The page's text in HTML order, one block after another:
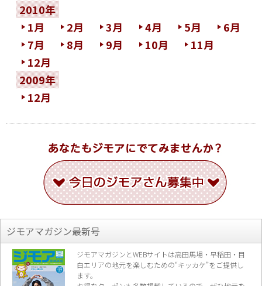
2010年
1月
2月 3月 4月 5月
6月
7月
8月 9月 10月
11月
12月
2009年
12月
ジモアマガジン最新号
ジモアマガジンとWEBサイトは高田馬場・早稲田・目
白エリアの地元を楽しむための“キッカケ”をご提供し
ます。